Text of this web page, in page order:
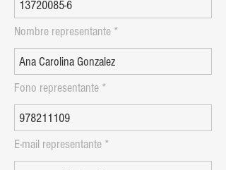
Nombre representante
Fono representante
E-mail representante